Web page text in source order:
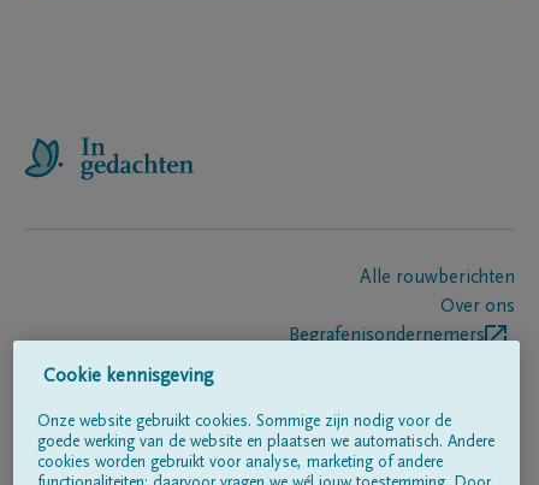
Alle rouwberichten
Over ons
Begrafenisondernemers
Volg ons op
Cookie kennisgeving
Onze website gebruikt cookies. Sommige zijn nodig voor de
goede werking van de website en plaatsen we automatisch. Andere
cookies worden gebruikt voor analyse, marketing of andere